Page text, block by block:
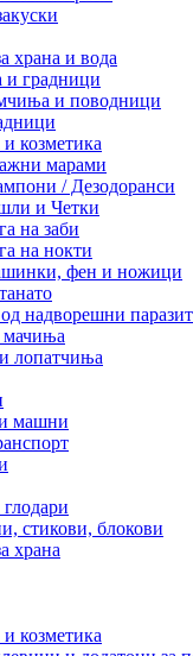
храна и вода
градници
и поводници
козметика
марами
/ Дезодоранси
и Четки
на заби
на нокти
фен и ножици
надворешни
мачиња
лопатчиња
машни
стикови, блокови
храна
козметика